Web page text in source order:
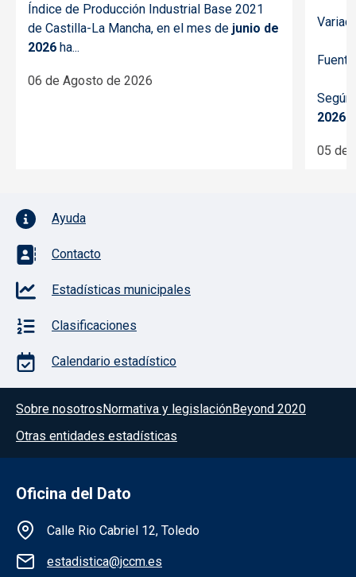
Índice de Producción Industrial Base 2021
de Castilla-La Mancha, en el mes de junio de
2026 ha...
06 de Agosto de 2026
2026
05 de
Pie de página con iconos
Ayuda
Contacto
Estadísticas municipales
Clasificaciones
Calendario estadístico
Menú del pie
Sobre nosotrosNormativa y legislaciónBeyond 2020
Otras entidades estadísticas
Oficina del Dato
Información de la institución
Calle Rio Cabriel 12, Toledo
estadistica@jccm.es